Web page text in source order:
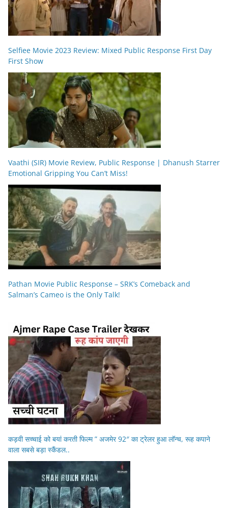
Selfiee Movie 2023 Review: Mixed Public Response First Day
First Show
Vaathi (SIR) Movie Review, Public Response | Dhanush Starrer
Emotional Gripping You Can’t Miss!
Pathan Movie Public Response – SRK’s Comeback and
Salman’s Cameo is the Only Talk!
कड़वी सच्चाई को बयां करती फिल्म ” अजमेर 92″ का ट्रेलर हुआ लॉन्च, रूह कपाने
वाला सबसे बड़ा स्कैंडल..